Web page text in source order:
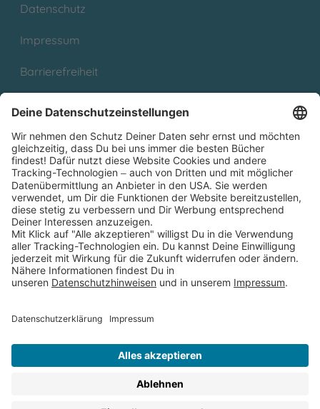
Datenschutz
Impressum
Barrierefreiheit
Partnerprogramm (Affiliate)
Folge uns auf
* Versandkostenfrei ab 9,00 € Bestellwert innerhalb
Deutschlands
** Lieferzeit 1-3 Werktage innerhalb Deutschlands
Thienemann-Esslinger Verlag GmbH, Blumenstraße 36, D-70182